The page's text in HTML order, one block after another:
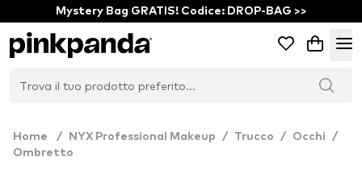
Mystery Bag GRATIS! Codice: DROP-BAG >>
Home / NYX Professional Makeup / Trucco / Occhi
/
Ombretto